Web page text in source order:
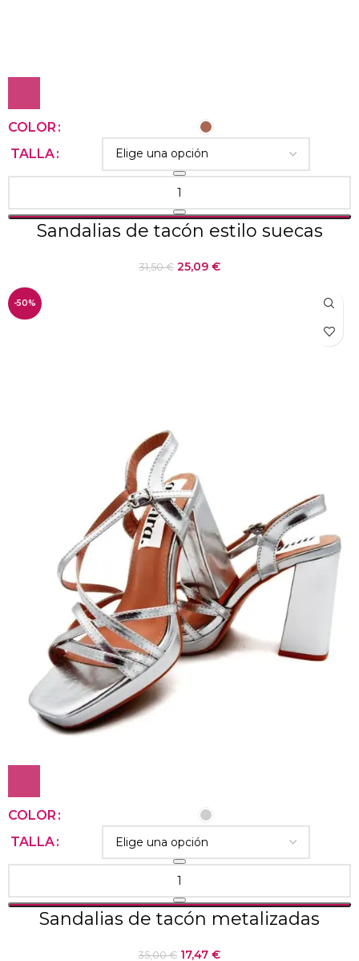
COLOR
TALLA
Sandalias de tacón estilo suecas
31,50€ 25,09 €
-50%
COLOR
TALLA
Sandalias de tacón metalizadas
35,00€ 17,47 €